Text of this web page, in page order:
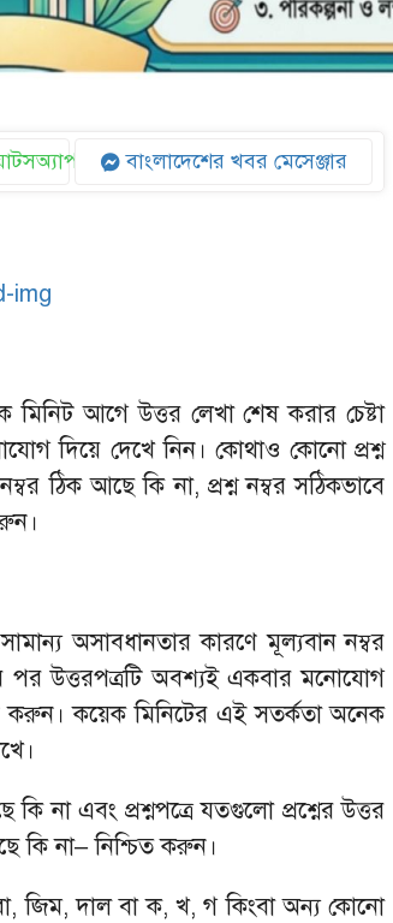
বাংলাদেশের খবর মেসেঞ্জার
মিনিট আগে উত্তর লেখা শেষ করার চেষ্টা
দিয়ে দেখে নিন। কোথাও কোনো প্রশ্ন
ঠিক আছে কি না, প্রশ্ন নম্বর সঠিকভাবে
অসাবধানতার কারণে মূল্যবান নম্বর
পর উত্তরপত্রটি অবশ্যই একবার মনোযোগ
করুন। কয়েক মিনিটের এই সতর্কতা অনেক
কি না এবং প্রশ্নপত্রে যতগুলো প্রশ্নের উত্তর
কি না– নিশ্চিত করুন।
জিম, দাল বা ক, খ, গ কিংবা অন্য কোনো